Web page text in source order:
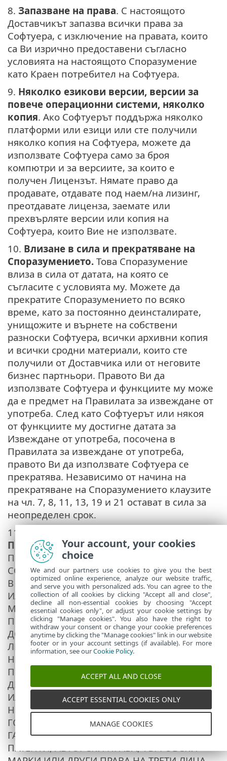
8. Запазване на права. С настоящото
Доставчикът запазва всички права за
Софтуера, с изключение на правата, които
са Ви изрично предоставени съгласно
условията на настоящото Споразумение
като Краен потребител на Софтуера.
9. Няколко езикови версии, версии за
повече операционни системи, няколко
копия. Ако Софтуерът поддържа няколко
платформи или езици или сте получили
няколко копия на Софтуера, можете да
използвате Софтуера само за броя
компютри и за версиите, за които е
получен Лицензът. Нямате право да
продавате, отдавате под наем/на лизинг,
преотдавате лиценза, заемате или
прехвърляте версии или копия на
Софтуера, които Вие не използвате.
10. Влизане в сила и прекратяване на
Споразумението. Това Споразумение
влиза в сила от датата, на която се
съгласите с условията му. Можете да
прекратите Споразумението по всяко
време, като за постоянно деинсталирате,
унищожите и върнете на собствени
разноски Софтуера, всички архивни копия
и всички сродни материали, които сте
получили от Доставчика или от неговите
бизнес партньори. Правото Ви да
използвате Софтуера и функциите му може
да е предмет на Правилата за извеждане от
употреба. След като Софтуерът или някоя
от функциите му достигне датата за
Извеждане от употреба, посочена в
Правилата за извеждане от употреба,
правото Ви да използвате Софтуера се
прекратява. Независимо от начина на
прекратяване на Споразумението клаузите
на чл. 7, 8, 11, 13, 19 и 21 остават в сила за
неопределен срок.
11.
ПОТРЕБИТЕЛ. В КАЧЕСТВОТО СИ НА КРАЕН
ПОТРЕБИТЕЛ ВИЕ ДЕКЛАРИРАТЕ, ЧЕ
СОФТУЕРЪТ СЕ ПРЕДЛАГА В СЪСТОЯНИЕТО,
В КОЕТО Е, БЕЗ КАКВАТО И ДА Е ИЗРИЧНА
ИЛИ ПОДРАЗБИРАЩА СЕ ГАРАНЦИЯ И В
МАКСИМАЛНАТА СТЕПЕН, РАЗРЕШЕНА ОТ
ПРИЛОЖИМОТО ПРАВО. НИТО
ДОСТАВЧИКЪТ, НИТО НЕГОВИТЕ
ЛИЦЕНЗОДАТЕЛИ ИЛИ СВЪРЗАНИ ЛИЦА,
НИТО НОСИТЕЛИТЕ НА АВТОРСКИТЕ ПРАВА
ПРЕДОСТАВЯТ КАКВИТО И ДА Е
ДЕКЛАРАЦИИ ИЛИ ГАРАНЦИИ, ИЗРИЧНИ
ИЛИ ПОДРАЗБИРАЩИ СЕ, ВКЛЮЧИТЕЛНО,
НО НЕ САМО, ТАКИВА ЗА ПРОДАЖБА ИЛИ
ГОДНОСТ ЗА ОПРЕДЕЛЕНА ЦЕЛ, НИТО
ГАРАНЦИИ, ЧЕ СОФТУЕРЪТ НЕ НАРУШАВА
ПАТЕНТИ, АВТОРСКИ ПРАВА, ТЪРГОВСКИ
Your account, your cookies
choice
We and our partners use cookies to give you the best
optimized online experience, analyze our website traffic,
and serve you with personalized ads. You can agree to the
collection of all cookies by clicking "Accept all and close",
decline all non-essential cookies by choosing "Accept
essential cookies only", or adjust your cookie settings by
clicking "Manage cookies". You also have the right to
withdraw your consent or change your cookie preferences
anytime by clicking the "Manage cookies" link in our website
footer or in your account settings (if available). For more
information, see ourCookie Policy.
ACCEPT ALL AND CLOSE
ACCEPT ESSENTIAL COOKIES ONLY
MANAGE COOKIES